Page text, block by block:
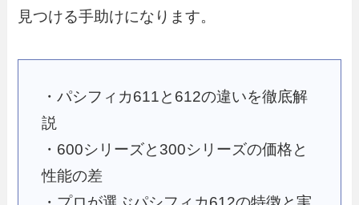
見つける手助けになります。
・パシフィカ611と612の違いを徹底解
説
・600シリーズと300シリーズの価格と
性能の差